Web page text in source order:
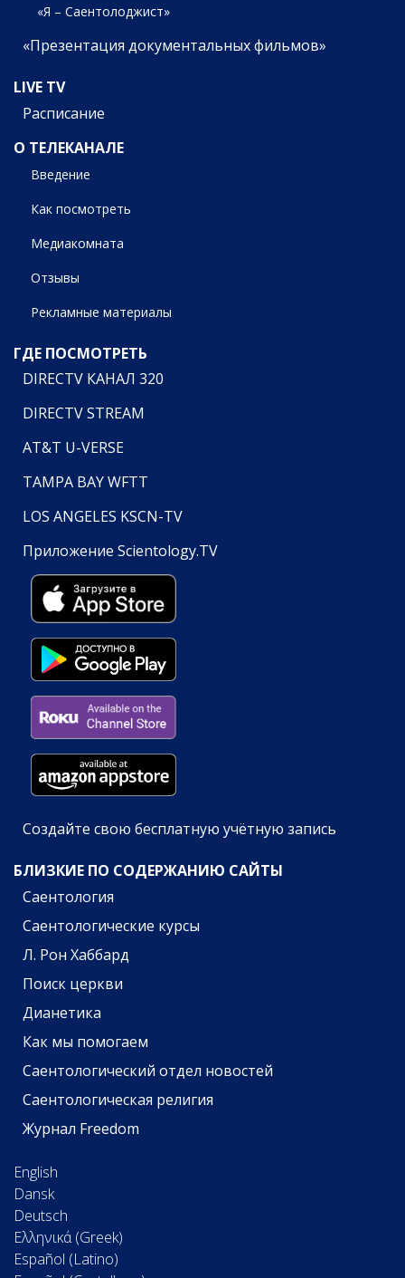
«Я – Саентолоджист»
«Презентация документальных фильмов»
LIVE TV
Расписание
О ТЕЛЕКАНАЛЕ
Введение
Как посмотреть
Медиакомната
Отзывы
Рекламные материалы
ГДЕ ПОСМОТРЕТЬ
DIRECTV КАНАЛ 320
DIRECTV STREAM
AT&T U-VERSE
TAMPA BAY WFTT
LOS ANGELES KSCN-TV
Приложение Scientology.TV
Создайте свою бесплатную учётную запись
БЛИЗКИЕ ПО СОДЕРЖАНИЮ САЙТЫ
Саентология
Саентологические курсы
Л. Рон Хаббард
Поиск церкви
Дианетика
Как мы помогаем
Саентологический отдел новостей
Саентологическая религия
Журнал Freedom
English
Dansk
Deutsch
Ελληνικά (Greek)
Español (Latino)